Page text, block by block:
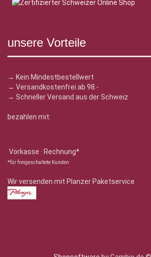
unsere Vorteile
→ Kein Mindestbestellwert
→ Versandkostenfrei ab 98.-
→ Schneller Versand aus der Schweiz
bezahlen mit:
Vorkasse · Rechnung*
*für freigeschaltete Kunden
Wir versenden mit Planzer Paketservice